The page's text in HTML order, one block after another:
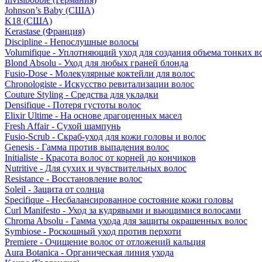
Johnson’s Baby (США)
K18 (США)
Kerastase (Франция)
Discipline - Непослушные волосы
Volumifique - Уплотняющий уход для создания объема тонких
Blond Absolu - Уход для любых граней блонда
Fusio-Dose - Молекулярные коктейли для волос
Chronologiste - Искусство ревитализации волос
Couture Styling - Средства для укладки
Densifique - Потеря густоты волос
Elixir Ultime - На основе драгоценных масел
Fresh Affair - Сухой шампунь
Fusio-Scrub - Скраб-уход для кожи головы и волос
Genesis - Гамма против выпадения волос
Initialiste - Красота волос от корней до кончиков
Nutritive - Для сухих и чувствительных волос
Resistance - Восстановление волос
Soleil - Защита от солнца
Specifique - Несбалансированное состояние кожи головы
Curl Manifesto - Уход за кудрявыми и вьющимися волосами
Chroma Absolu - Гамма ухода для защиты окрашенных волос
Symbiose - Роскошный уход против перхоти
Premiere - Очищение волос от отложений кальция
Aura Botanica - Органическая линия ухода